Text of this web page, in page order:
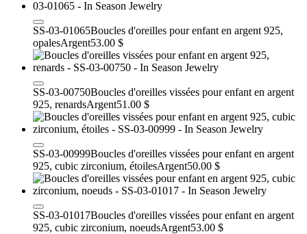
SS-03-01065Boucles d'oreilles pour enfant en argent 925,
opalesArgent53.00 $
SS-03-00750Boucles d'oreilles vissées pour enfant en argent
925, renardsArgent51.00 $
SS-03-00999Boucles d'oreilles vissées pour enfant en argent
925, cubic zirconium, étoilesArgent50.00 $
SS-03-01017Boucles d'oreilles vissées pour enfant en argent
925, cubic zirconium, noeudsArgent53.00 $